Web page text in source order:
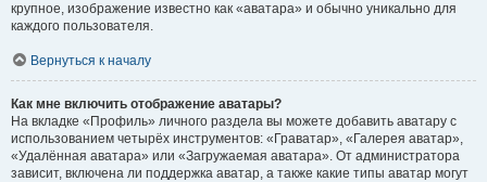
крупное, изображение известно как «аватара» и обычно уникально для
каждого пользователя.
Вернуться к началу
Как мне включить отображение аватары?
На вкладке «Профиль» личного раздела вы можете добавить аватару с
использованием четырёх инструментов: «Граватар», «Галерея аватар»,
«Удалённая аватара» или «Загружаемая аватара». От администратора
зависит, включена ли поддержка аватар, а также какие типы аватар могут